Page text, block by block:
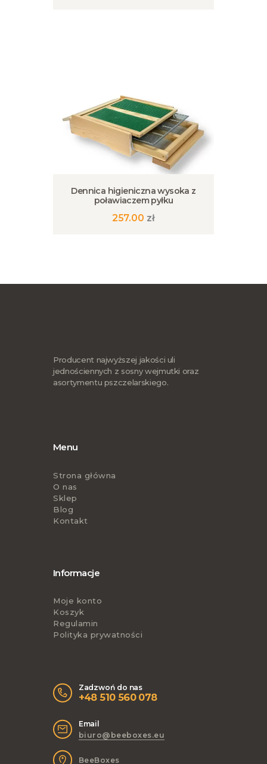
Dennica higieniczna wysoka z
poławiaczem pyłku
257.00 zł
Opcje
Producent najwyższej jakości uli
jednościennych z sosny wejmutki oraz
asortymentu pszczelarskiego.
Menu
Strona główna
O nas
Sklep
Blog
Kontakt
Informacje
Moje konto
Koszyk
Regulamin
Polityka prywatności
Zadzwoń do nas
+48 510 560 078
Email
biuro@beeboxes.eu
BeeBoxes